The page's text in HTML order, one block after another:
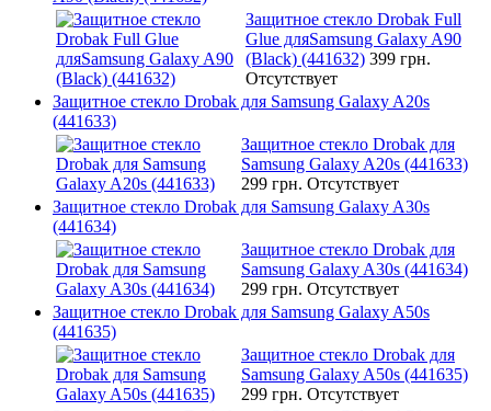
Защитное стекло Drobak Full
Glue дляSamsung Galaxy A90
(Black) (441632) 399 грн.
Отсутствует
Защитное стекло Drobak для Samsung Galaxy A20s
(441633)
Защитное стекло Drobak для
Samsung Galaxy A20s (441633)
299 грн. Отсутствует
Защитное стекло Drobak для Samsung Galaxy A30s
(441634)
Защитное стекло Drobak для
Samsung Galaxy A30s (441634)
299 грн. Отсутствует
Защитное стекло Drobak для Samsung Galaxy A50s
(441635)
Защитное стекло Drobak для
Samsung Galaxy A50s (441635)
299 грн. Отсутствует